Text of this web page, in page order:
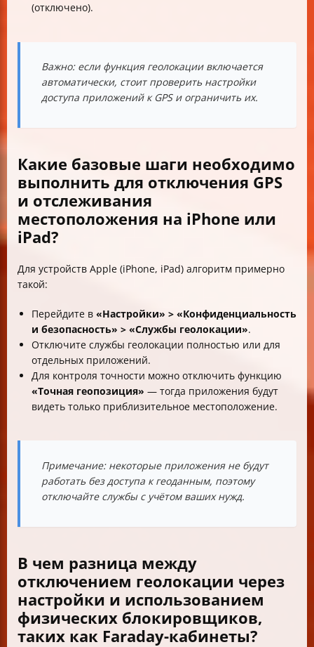
(отключено).
Важно: если функция геолокации включается
автоматически, стоит проверить настройки
доступа приложений к GPS и ограничить их.
Какие базовые шаги необходимо
выполнить для отключения GPS
и отслеживания
местоположения на iPhone или
iPad?
Для устройств Apple (iPhone, iPad) алгоритм примерно
такой:
Перейдите в «Настройки» > «Конфиденциальность
и безопасность» > «Службы геолокации».
Отключите службы геолокации полностью или для
отдельных приложений.
Для контроля точности можно отключить функцию
«Точная геопозиция» — тогда приложения будут
видеть только приблизительное местоположение.
Примечание: некоторые приложения не будут
работать без доступа к геоданным, поэтому
отключайте службы с учётом ваших нужд.
В чем разница между
отключением геолокации через
настройки и использованием
физических блокировщиков,
таких как Faraday-кабинеты?